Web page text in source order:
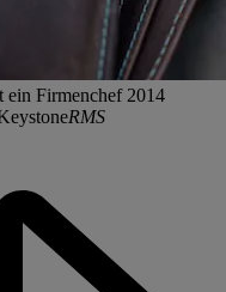
ein Firmenchef 2014
RMS